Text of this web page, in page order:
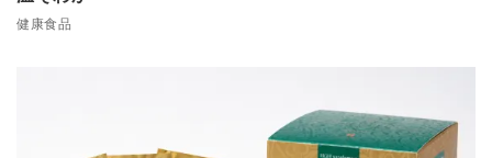
健康食品